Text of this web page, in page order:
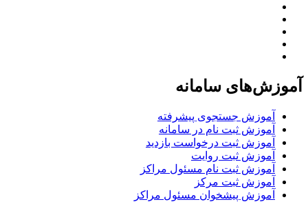
آموزش‌های سامانه
آموزش جستجوی پیشرفته
آموزش ثبت نام در سامانه
آموزش ثبت درخواست بازدید
آموزش ثبت روایت
آموزش ثبت نام مسئول مراکز
آموزش ثبت مرکز
آموزش پیشخوان مسئول مراکز